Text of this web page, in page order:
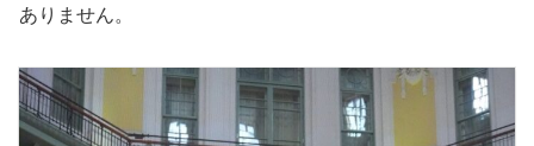
ありません。